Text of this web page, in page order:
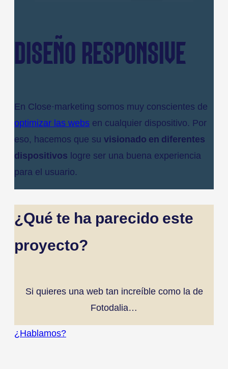
DISEÑO RESPONSIVE
En Close·marketing somos muy conscientes de
optimizar las webs en cualquier dispositivo. Por
eso, hacemos que su visionado en diferentes
dispositivos logre ser una buena experiencia
para el usuario.
¿Qué te ha parecido este
proyecto?
Si quieres una web tan increíble como la de
Fotodalia…
¿Hablamos?